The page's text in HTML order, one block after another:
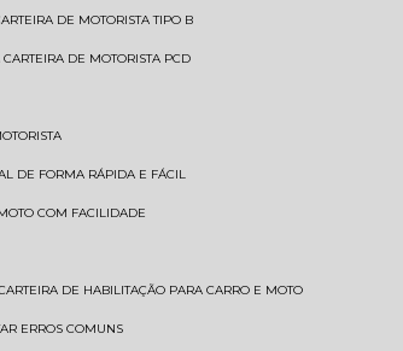
DE MOTORISTA TIPO B
CARTEIRA DE MOTORISTA PCD
DE FORMA RÁPIDA E FÁCIL
COM FACILIDADE
DE HABILITAÇÃO PARA CARRO E MOTO
ERROS COMUNS